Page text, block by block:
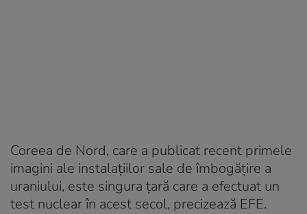
Coreea de Nord, care a publicat recent primele
imagini ale instalaţiilor sale de îmbogăţire a
uraniului, este singura ţară care a efectuat un
test nuclear în acest secol, precizează EFE.